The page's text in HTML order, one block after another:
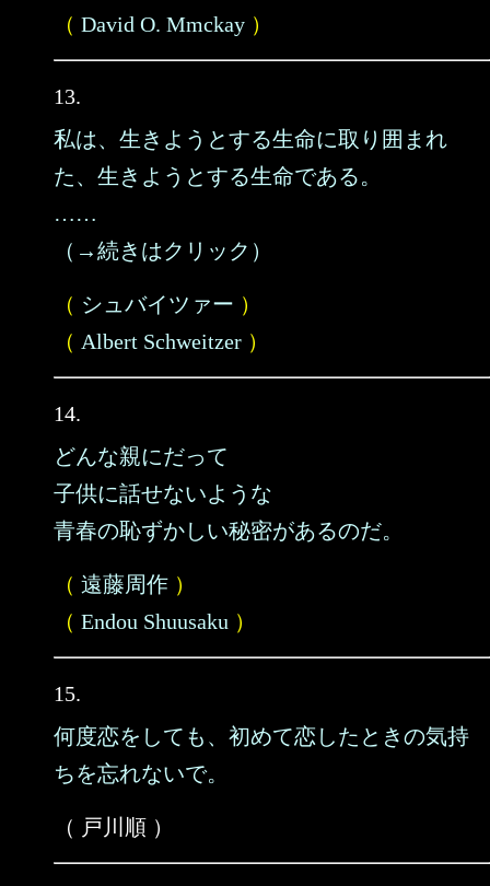
（ David O. Mmckay ）
13.
私は、生きようとする生命に取り囲まれ
た、生きようとする生命である。
……
（→続きはクリック）
（ シュバイツァー ）
（ Albert Schweitzer ）
14.
どんな親にだって
子供に話せないような
青春の恥ずかしい秘密があるのだ。
（ 遠藤周作 ）
（ Endou Shuusaku ）
15.
何度恋をしても、初めて恋したときの気持
ちを忘れないで。
（ 戸川順 ）